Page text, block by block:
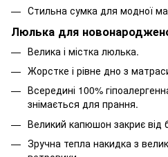
Стильна сумка для модної
Люлька для
Велика і містка люлька.
Жорстке і рівне дно з
Всередині 100%
знімається для прання.
Великий капюшон закриє від
Зручна тепла накидка з